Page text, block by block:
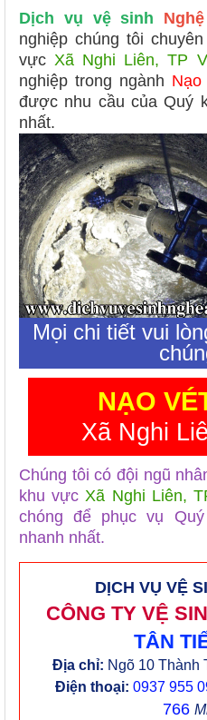
Dịch vụ vệ sinh
nghiệp chúng tôi chuyên
vựcXã Nghi Liên, TP
nghiệp trong ngành
được nhu cầu của Quý
nhất.
Mọi chi tiết vui
NẠO
Xã Nghi
Chúng tôi có đội ngũ
khu vựcXã Nghi Liên,
chóng để phục vụ
nhanh nhất.
DỊCH VỤ VỆ
CÔNG TY VỆ
TÂN
Địa chỉ: Ngõ 10 Thành
Điện thoại: 0937 955
766